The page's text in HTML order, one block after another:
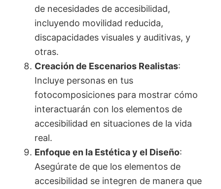
de necesidades de accesibilidad,
incluyendo movilidad reducida,
discapacidades visuales y auditivas, y
otras.
Creación de Escenarios Realistas:
Incluye personas en tus
fotocomposiciones para mostrar cómo
interactuarán con los elementos de
accesibilidad en situaciones de la vida
real.
Enfoque en la Estética y el Diseño:
Asegúrate de que los elementos de
accesibilidad se integren de manera que